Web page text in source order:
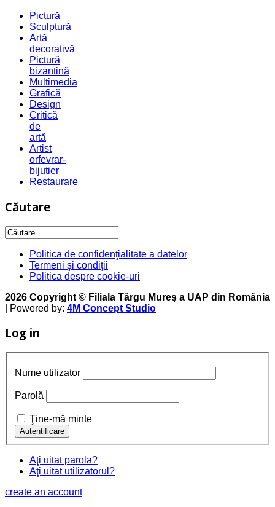
Pictură
Sculptură
Artă
decorativă
Pictură
bizantină
Multimedia
Grafică
Design
Critică
de
artă
Artist
orfevrar-
bijutier
Restaurare
Căutare
Politica de confidenţialitate a datelor
Termeni şi condiţii
Politica despre cookie-uri
2026 Copyright © Filiala Târgu Mureş a UAP din România
| Powered by: 4M Concept Studio
Log in
Nume utilizator
Parolă
Ţine-mă minte
Aţi uitat parola?
Aţi uitat utilizatorul?
create an account